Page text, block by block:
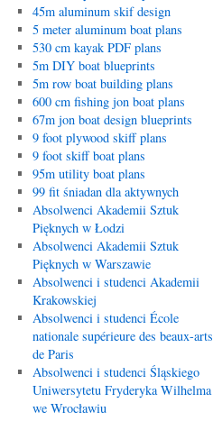
45m aluminum skif design
5 meter aluminum boat plans
530 cm kayak PDF plans
5m DIY boat blueprints
5m row boat building plans
600 cm fishing jon boat plans
67m jon boat design blueprints
9 foot plywood skiff plans
9 foot skiff boat plans
95m utility boat plans
99 fit śniadan dla aktywnych
Absolwenci Akademii Sztuk
Pięknych w Łodzi
Absolwenci Akademii Sztuk
Pięknych w Warszawie
Absolwenci i studenci Akademii
Krakowskiej
Absolwenci i studenci École
nationale supérieure des beaux-arts
de Paris
Absolwenci i studenci Śląskiego
Uniwersytetu Fryderyka Wilhelma
we Wrocławiu